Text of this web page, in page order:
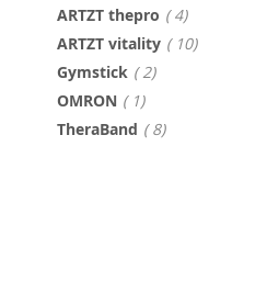
ARTZT thepro 4Artikel
ARTZT vitality 10Artikel
Gymstick 2Artikel
OMRON 1Artikel
TheraBand 8Artikel